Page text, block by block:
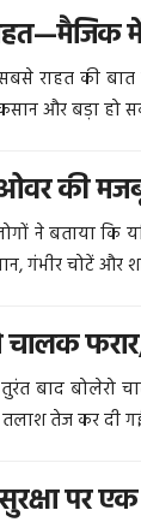
में
राहत की बात
और बड़ा हो
की
ने बताया कि
गंभीर चोटें और
चालक
बाद बोलेरो
तेज कर दी
पर